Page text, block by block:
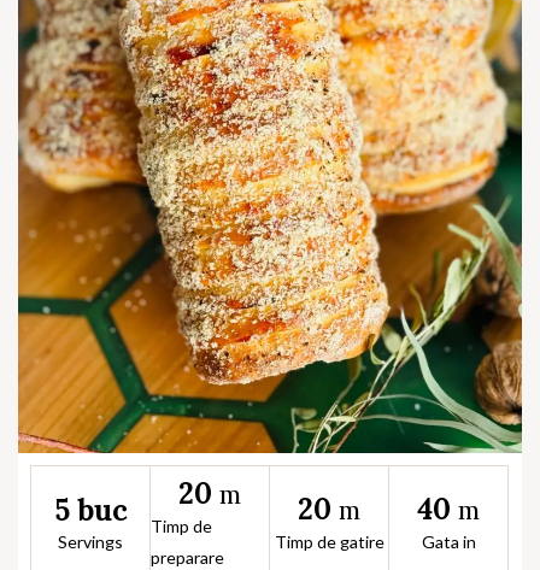
5 buc
Servings
20 m
Timp de
preparare
20 m
Timp de gatire
40 m
Gata in